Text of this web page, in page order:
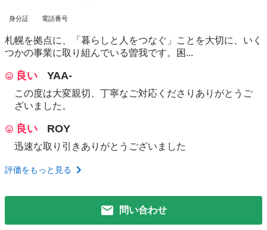
身分証 電話番号
札幌を拠点に、「暮らしと人をつなぐ」ことを大切に、いく
つかの事業に取り組んでいる曽我です。困...
良い YAA-
この度は大変親切、丁寧なご対応くださりありがとうご
ざいました。
良い ROY
迅速な取り引きありがとうございました
評価をもっと見る
問い合わせ